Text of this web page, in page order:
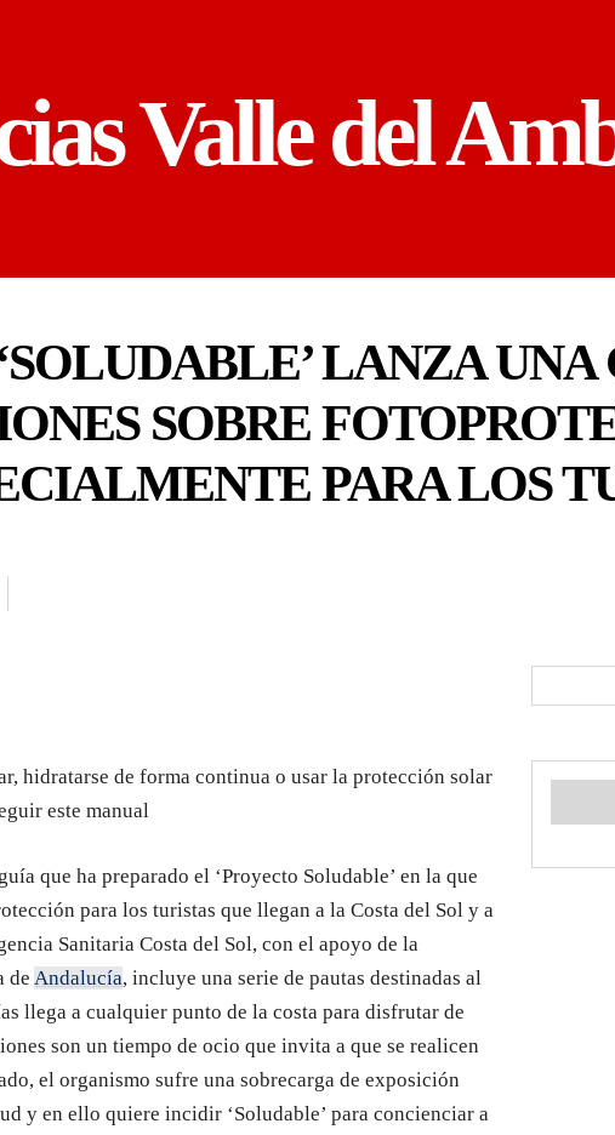
Valle del
LANZA UNA
SOBRE
PARA LOS
hidratarse de forma continua o usar la protección solar
este manual
que ha preparado el ‘Proyecto Soludable’ en la que
para los turistas que llegan a la Costa del Sol y a
Sanitaria Costa del Sol, con el apoyo de la
de Andalucía, incluye una serie de pautas destinadas al
llega a cualquier punto de la costa para disfrutar de
son un tiempo de ocio que invita a que se realicen
el organismo sufre una sobrecarga de exposición
y en ello quiere incidir ‘Soludable’ para concienciar a